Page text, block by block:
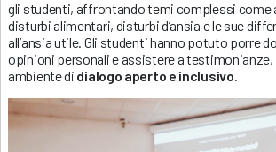
gli studenti, affrontando temi complessi come
disturbi alimentari, disturbi d’ansia e le sue
all’ansia utile. Gli studenti hanno potuto porre
opinioni personali e assistere a testimonianze,
ambiente di dialogo aperto e inclusivo